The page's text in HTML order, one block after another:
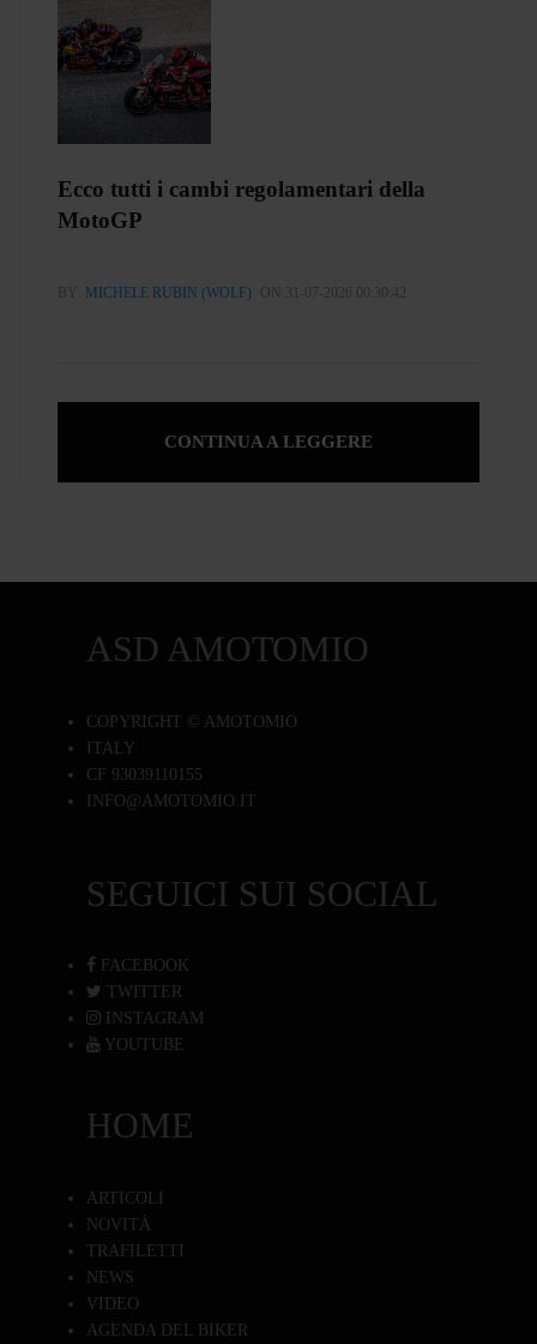
Ecco tutti i cambi regolamentari della
MotoGP
BY MICHELE RUBIN (WOLF) ON 31-07-2026 00:30:42
CONTINUA A LEGGERE
ASD AMOTOMIO
COPYRIGHT © AMOTOMIO
ITALY
CF 93039110155
INFO@AMOTOMIO.IT
SEGUICI SUI SOCIAL
FACEBOOK
TWITTER
INSTAGRAM
YOUTUBE
HOME
ARTICOLI
NOVITÀ
TRAFILETTI
NEWS
VIDEO
AGENDA DEL BIKER